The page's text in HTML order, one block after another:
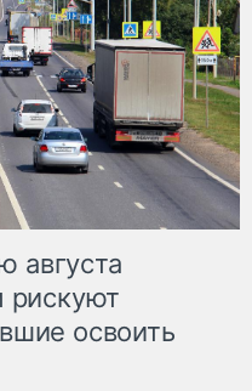
августа
рискуют
освоить